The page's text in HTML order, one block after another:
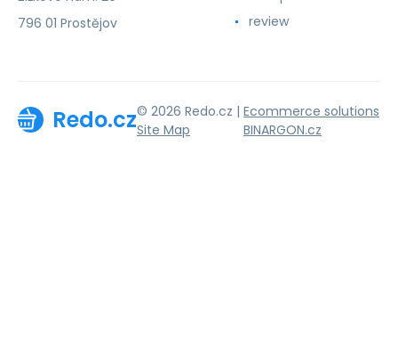
796 01 Prostějov
review
Redo.cz© 2026 Redo.cz |
Site Map
Ecommerce solutions
BINARGON.cz